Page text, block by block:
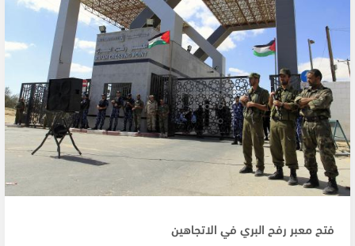
فتح معبر رفح البري في الاتجاهين